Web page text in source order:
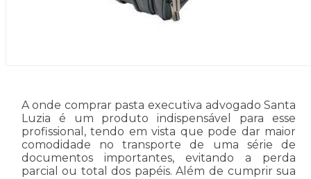
A onde comprar pasta executiva advogado Santa
Luzia é um produto indispensável para esse
profissional, tendo em vista que pode dar maior
comodidade no transporte de uma série de
documentos importantes, evitando a perda
parcial ou total dos papéis. Além de cumprir sua